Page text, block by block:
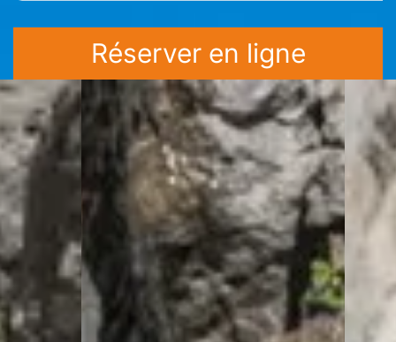
Menuires
-
Val
Thorens
Réserver en ligne